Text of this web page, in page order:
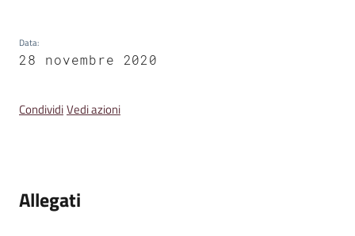
Data:
28 novembre 2020
CondividiVedi azioni
Allegati